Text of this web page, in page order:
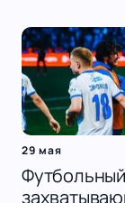
29 мая